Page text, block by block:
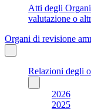
Atti degli
valutazione o
Organi di revisione
Relazioni degli
2026
2025